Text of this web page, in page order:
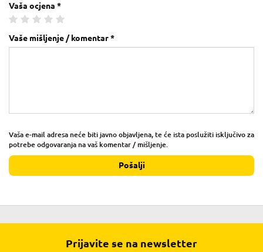
Vaša ocjena *
Vaše mišljenje / komentar *
Vaša e-mail adresa neće biti javno objavljena, te će ista poslužiti isključivo za
potrebe odgovaranja na vaš komentar / mišljenje.
Pošalji
Prijavite se na newsletter